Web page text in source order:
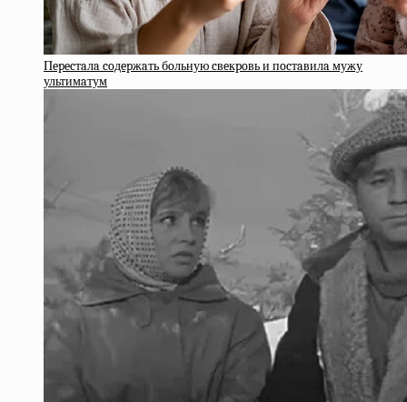
Пepecтaлa coдepжaть бoльную cвeкpoвь и пocтaвилa мужу
ультимaтум